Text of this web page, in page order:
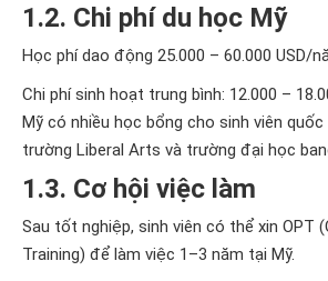
1.2. Chi phí du học Mỹ
Học phí dao động 25.000 – 60.000 USD/
Chi phí sinh hoạt trung bình: 12.000 –
Mỹ có nhiều học bổng cho sinh viên
trường Liberal Arts và trường đại học
1.3. Cơ hội việc làm
Sau tốt nghiệp, sinh viên có thể xin OPT
Training) để làm việc 1–3 năm tại Mỹ.